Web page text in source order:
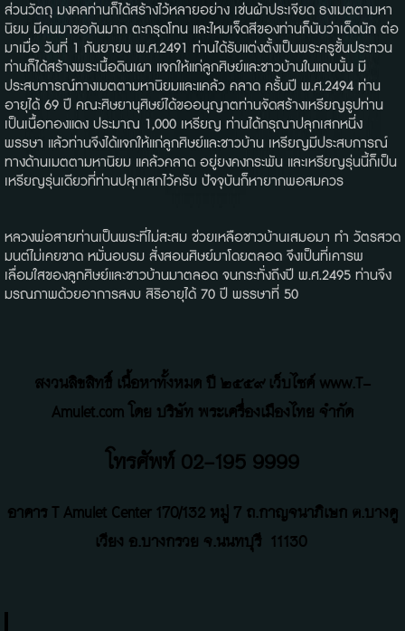
ส่วนวัตถุ มงคลท่านก็ได้สร้างไว้หลายอย่าง เช่นผ้าประเจียด ธงเมตตามหา
นิยม มีคนมาขอกันมาก ตะกรุดโทน และไหมเจ็ดสีของท่านก็นับว่าเด็ดนัก ต่อ
มาเมื่อ วันที่ 1 กันยายน พ.ศ.2491 ท่านได้รับแต่งตั้งเป็นพระครูชั้นประทวน
ท่านก็ได้สร้างพระเนื้อดินเผา แจกให้แก่ลูกศิษย์และชาวบ้านในแถบนั้น มี
ประสบการณ์ทางเมตตามหานิยมและแคล้ว คลาด ครั้นปี พ.ศ.2494 ท่าน
อายุได้ 69 ปี คณะศิษยานุศิษย์ได้ขออนุญาตท่านจัดสร้างเหรียญรูปท่าน
เป็นเนื้อทองแดง ประมาณ 1,000 เหรียญ ท่านได้กรุณาปลุกเสกหนึ่ง
พรรษา แล้วท่านจึงได้แจกให้แก่ลูกศิษย์และชาวบ้าน เหรียญมีประสบการณ์
ทางด้านเมตตามหานิยม แคล้วคลาด อยู่ยงคงกระพัน และเหรียญรุ่นนี้ก็เป็น
เหรียญรุ่นเดียวที่ท่านปลุกเสกไว้ครับ ปัจจุบันก็หายากพอสมควร
หลวงพ่อสายท่านเป็นพระที่ไม่สะสม ช่วยเหลือชาวบ้านเสมอมา ทำ วัตรสวด
มนต์ไม่เคยขาด หมั่นอบรม สั่งสอนศิษย์มาโดยตลอด จึงเป็นที่เคารพ
เลื่อมใสของลูกศิษย์และชาวบ้านมาตลอด จนกระทั่งถึงปี พ.ศ.2495 ท่านจึง
มรณภาพด้วยอาการสงบ สิริอายุได้ 70 ปี พรรษาที่ 50
สงวนลิขสิทธิ์ เนื้อหาทั้งหมด ปี ๒๕๕๙ เว็บไซค์ www.T-
Amulet.com โดย บริษัท พระเครื่องเมืองไทย จำกัด
โทรศัพท์ 02-195 9999
อาคาร T Amulet Center170/132 หมู่ 7 ถ.กาญจนาภิเษก ต.บางคู
เวียง อ.บางกรวย จ.นนทบุรี 11130